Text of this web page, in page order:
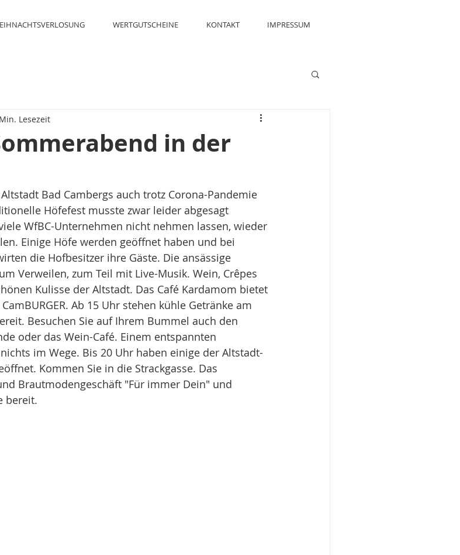
WERTGUTSCHEINE KONTAKT IMPRESSUM
in der
Lesezeit
Bad Cambergs auch trotz Corona-Pandemie
Höfefest musste zwar leider abgesagt
WfBC-Unternehmen nicht nehmen lassen, wieder
Einige Höfe werden geöffnet haben und bei
die Hofbesitzer ihre Gäste. Die ansässige
Verweilen, zum Teil mit Live-Musik. Wein, Crêpes
Kulisse der Altstadt. Das Café Kardamom bietet
Ab 15 Uhr stehen kühle Getränke am
Besuchen Sie auf Ihrem Bummel auch den
oder das Wein-Café. Einem entspannten
im Wege. Bis 20 Uhr haben einige der Altstadt-
Kommen Sie in die Strackgasse. Das
Brautmodengeschäft "Für immer Dein" und
bereit.